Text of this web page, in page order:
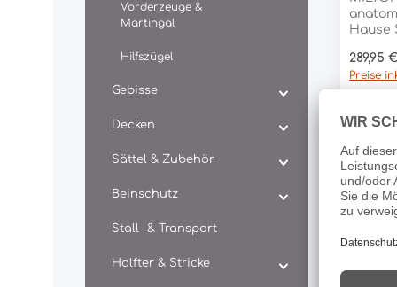
Vorderzeuge &
Martingal
Hilfszügel
Gebisse
Decken
Sättel & Zubehör
Beinschutz
Stall- & Transport
Halfter & Stricke
Hause
seiner
und
Pferd.
den
D-
289,95 €
Preise